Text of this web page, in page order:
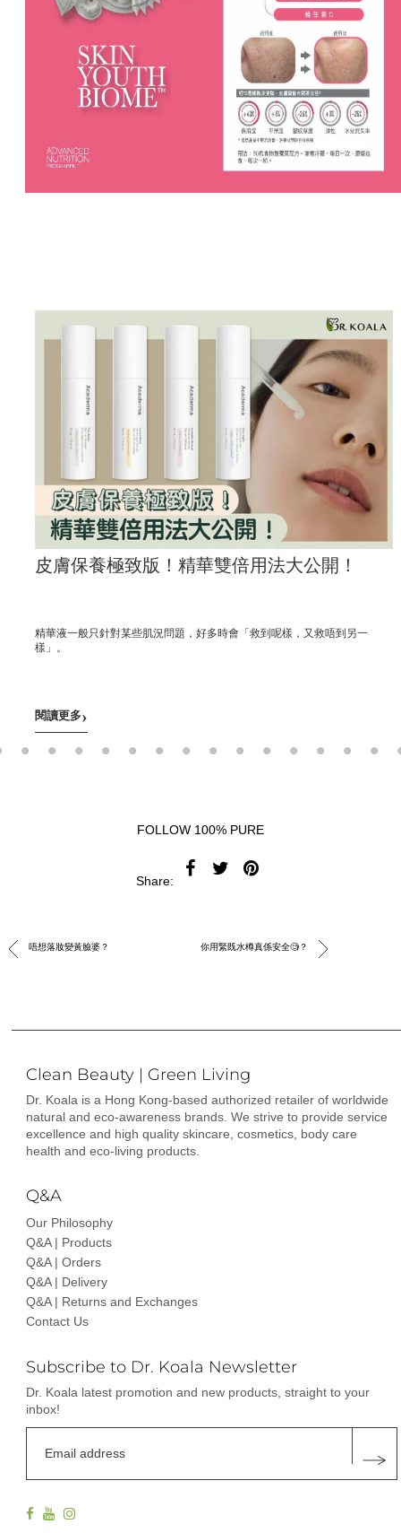
皮膚保養極致版！精華雙倍用法大公開！
精華液一般只針對某些肌況問題，好多時會「救到呢樣，又救唔到另一
樣」。
閱讀更多›
FOLLOW 100% PURE
Share:
唔想落妝變黃臉婆？ 你用緊既水樽真係安全🧐？
Clean Beauty | Green Living
Dr. Koala is a Hong Kong-based authorized retailer of worldwide
natural and eco-awareness brands. We strive to provide service
excellence and high quality skincare, cosmetics, body care
health and eco-living products.
Q&A
Our Philosophy
Q&A | Products
Q&A | Orders
Q&A | Delivery
Q&A | Returns and Exchanges
Contact Us
Subscribe to Dr. Koala Newsletter
Dr. Koala latest promotion and new products, straight to your
inbox!